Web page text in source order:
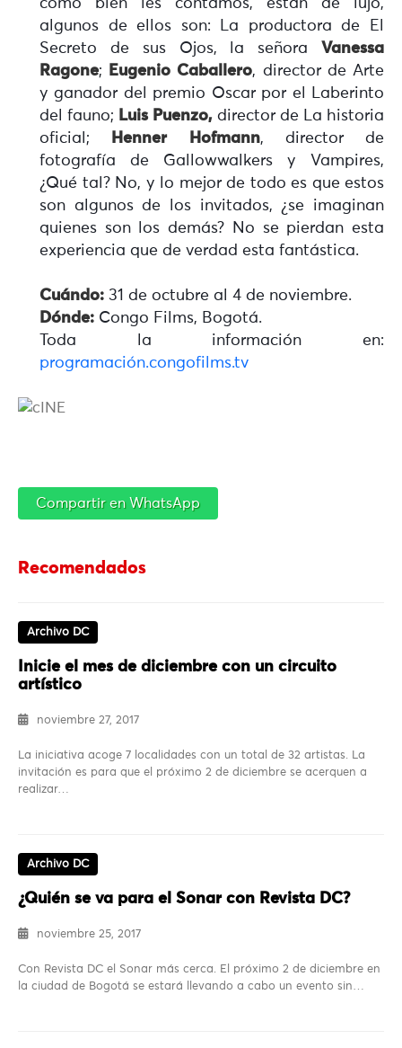
como bien les contamos, están de lujo,
algunos de ellos son: La productora de El
Secreto de sus Ojos, la señora Vanessa
Ragone; Eugenio Caballero, director de Arte
y ganador del premio Oscar por el Laberinto
del fauno; Luis Puenzo,director de La historia
oficial;
Henner Hofmann, director de
fotografía de Gallowwalkers y Vampires,
¿Qué tal? No, y lo mejor de todo es que estos
son algunos de los invitados, ¿se imaginan
quienes son los demás? No se pierdan esta
experiencia que de verdad esta fantástica.
Cuándo: 31 de octubre al 4 de noviembre.
Dónde: Congo Films, Bogotá.
Toda la información en:
programación.congofilms.tv
Compartir en WhatsApp
Recomendados
Archivo DC
Inicie el mes de diciembre con un circuito
artístico
noviembre 27, 2017
La iniciativa acoge 7 localidades con un total de 32 artistas. La
invitación es para que el próximo 2 de diciembre se acerquen a
realizar…
Archivo DC
¿Quién se va para el Sonar con Revista DC?
noviembre 25, 2017
Con Revista DC el Sonar más cerca. El próximo 2 de diciembre en
la ciudad de Bogotá se estará llevando a cabo un evento sin…